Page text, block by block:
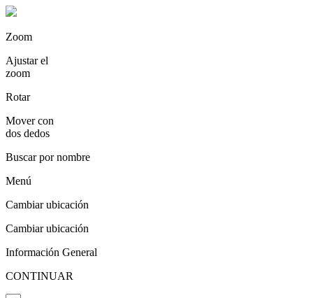
Zoom
Ajustar el
zoom
Rotar
Mover con
dos dedos
Buscar por nombre
Menú
Cambiar ubicación
Cambiar ubicación
Información General
CONTINUAR